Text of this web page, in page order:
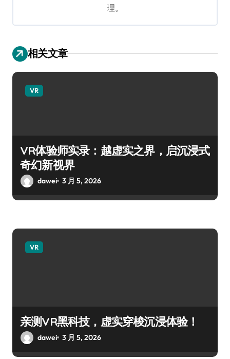
理。
相关文章
VR
VR体验师实录：越虚实之界，启沉浸式
奇幻新视界
dawei 3 月 5, 2026
VR
亲测VR黑科技，虚实穿梭沉浸体验！
dawei 3 月 5, 2026